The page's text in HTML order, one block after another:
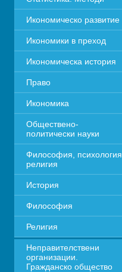
Икономическо развитие
Икономики в преход
Икономическа история
Право
Икономика
Обществено-
политически науки
Философия, психология,
религия
История
Философия
Религия
Неправителствени
организации.
Гражданско общество